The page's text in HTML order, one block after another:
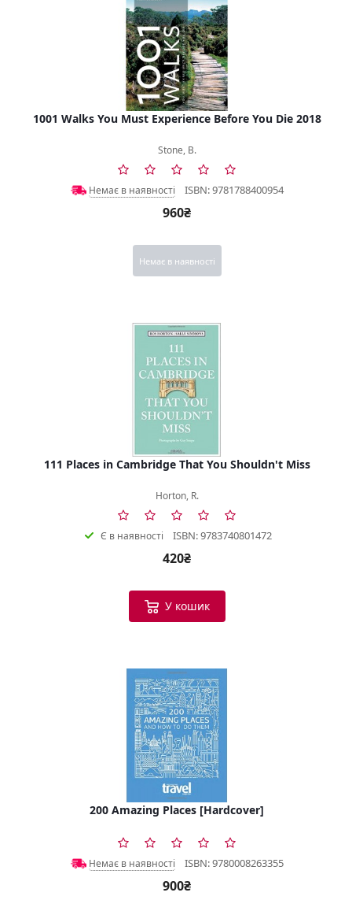
1001 Walks You Must Experience Before You Die 2018
Stone, B.
Немає в наявності ISBN: 9781788400954
960₴
Немає в наявності
111 Places in Cambridge That You Shouldn't Miss
Horton, R.
Є в наявності ISBN: 9783740801472
420₴
У кошик
200 Amazing Places [Hardcover]
Немає в наявності ISBN: 9780008263355
900₴